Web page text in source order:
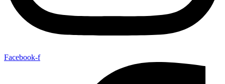
Facebook-f